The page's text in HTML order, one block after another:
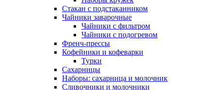
Стакан с подстаканником
Чайники заварочные
Чайники с фильтром
Чайники с подогревом
Френч-прессы
Кофейники и кофеварки
Турки
Сахарницы
Наборы: сахарница и молочник
Сливочники и молочники